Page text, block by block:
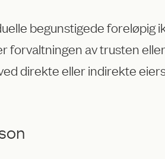
begunstigede
forvaltningen av trusten
direkte eller indirekte